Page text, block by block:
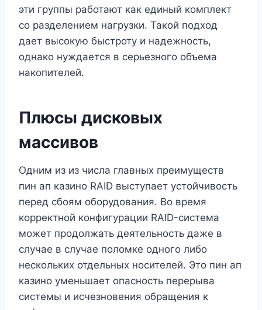
эти группы работают как единый комплект
со разделением нагрузки. Такой подход
дает высокую быстроту и надежность,
однако нуждается в серьезного объема
накопителей.
Плюсы дисковых
массивов
Одним из из числа главных преимуществ
пин ап казино RAID выступает устойчивость
перед сбоям оборудования. Во время
корректной конфигурации RAID-система
может продолжать деятельность даже в
случае в случае поломке одного либо
нескольких отдельных носителей. Это пин ап
казино уменьшает опасность перерыва
системы и исчезновения обращения к